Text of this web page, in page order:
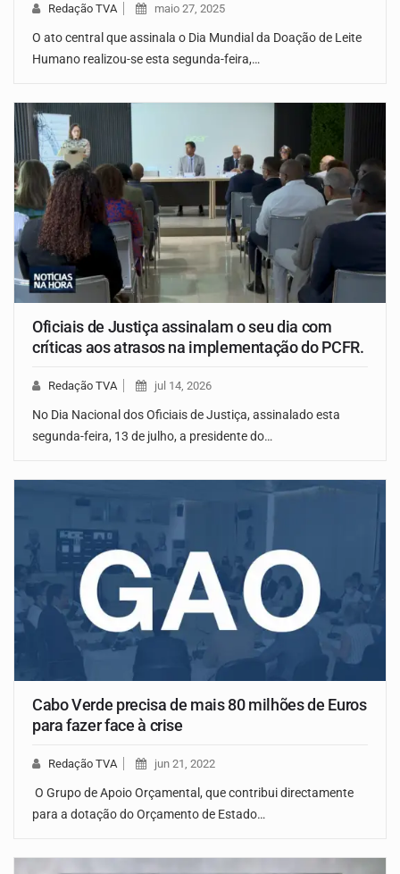
Redação TVA maio 27, 2025
O ato central que assinala o Dia Mundial da Doação de Leite
Humano realizou-se esta segunda-feira,…
Oficiais de Justiça assinalam o seu dia com
críticas aos atrasos na implementação do PCFR.
Redação TVA jul 14, 2026
No Dia Nacional dos Oficiais de Justiça, assinalado esta
segunda-feira, 13 de julho, a presidente do…
Cabo Verde precisa de mais 80 milhões de Euros
para fazer face à crise
Redação TVA jun 21, 2022
O Grupo de Apoio Orçamental, que contribui directamente
para a dotação do Orçamento de Estado…